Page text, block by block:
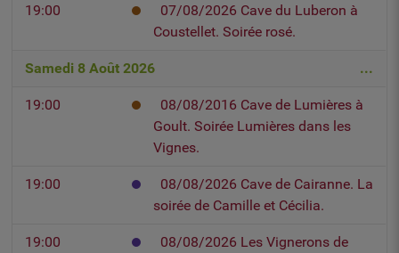
19:00
07/08/2026 Cave du Luberon à
Coustellet. Soirée rosé.
Samedi 8 Août 2026 ...
19:00
08/08/2016 Cave de Lumières à
Goult. Soirée Lumières dans les
Vignes.
19:00
08/08/2026 Cave de Cairanne. La
soirée de Camille et Cécilia.
19:00
08/08/2026 Les Vignerons de